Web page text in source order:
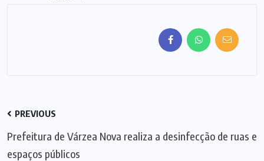
PREVIOUS
Prefeitura de Várzea Nova realiza a desinfecção de ruas e
espaços públicos